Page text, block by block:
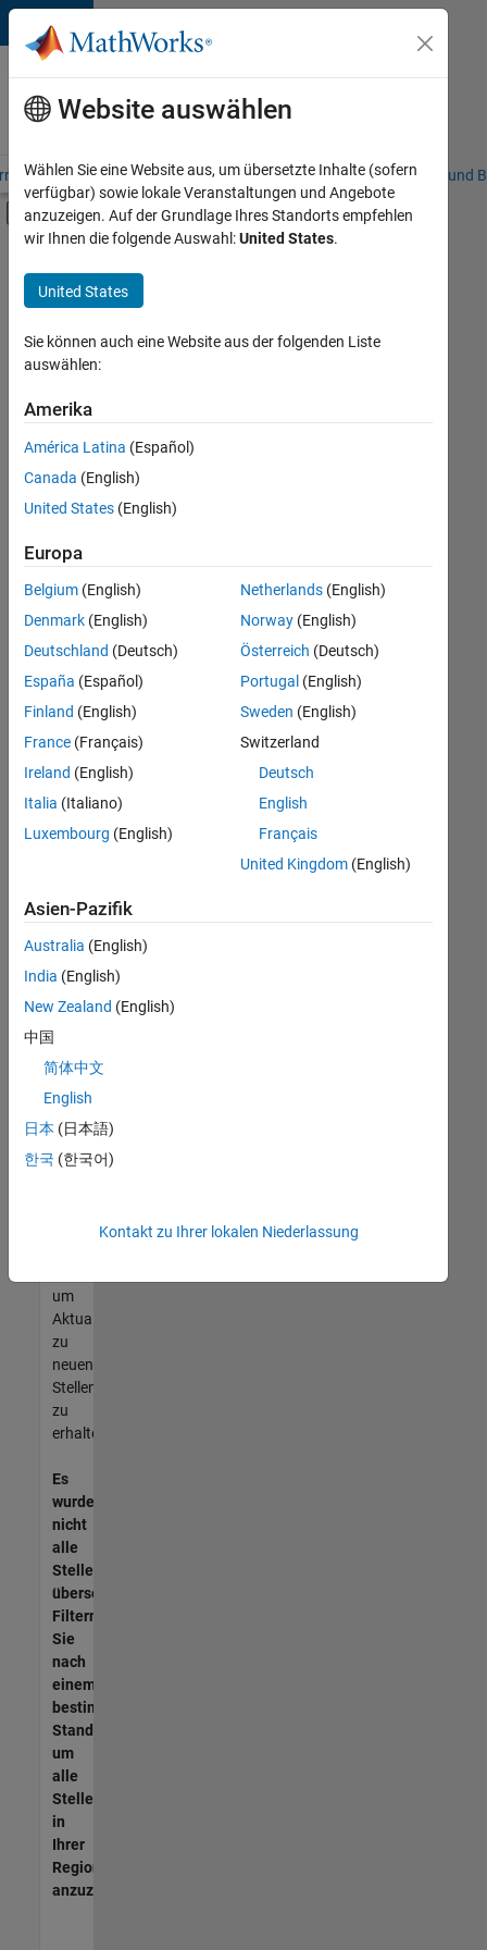
Weiter zum Inhalt
Karriere
bei
MathWorks
– Übersicht Stellensuche Niederlassungen Studierende und
Umschaltung für Off-Canvas-
Hauptinhalt
Marketing Communications
Marketing Services
Finance and Operations
Human Resources
Legal
+4
Derzeit
es
keine
offenen
Stellen,
Ihren
Suchkriterien
entsprechen.
können
die
Suchkriterien
weiter
fassen
oder
alle
Stellenangebote
anzeigen .
noch
keine
offenen
Stellen
können,
die
Ihren
entsprechen,
werden
unseres
um
Aktualisierungen
zu
neuen
Stellenangeboten
zu
erhalten.
Es
wurden
nicht
alle
Stellen
übersetzt.
Filtern
Sie
nach
einem
bestimmten
Standort,
um
alle
Stellenangebote
in
Ihrer
Region
anzuzeigen.
Website auswählen
Wählen Sie eine Website aus, um übersetzte Inhalte (sofern
verfügbar) sowie lokale Veranstaltungen und Angebote
anzuzeigen. Auf der Grundlage Ihres Standorts empfehlen
wir Ihnen die folgende Auswahl:United States.
United States
Sie können auch eine Website aus der folgenden Liste
auswählen:
Amerika
América Latina (Español)
Canada (English)
United States (English)
Europa
Belgium (English)
Denmark (English)
Deutschland (Deutsch)
España (Español)
Finland (English)
France (Français)
Ireland (English)
Italia (Italiano)
Luxembourg (English)
Netherlands(English)
Norway(English)
Österreich (Deutsch)
Portugal (English)
Sweden (English)
Switzerland
Deutsch
English
Français
United Kingdom(English)
Asien-Pazifik
Australia (English)
India (English)
New Zealand (English)
中国
简体中文
English
日本 (日本語)
한국 (한국어)
Kontakt zu Ihrer lokalen Niederlassung